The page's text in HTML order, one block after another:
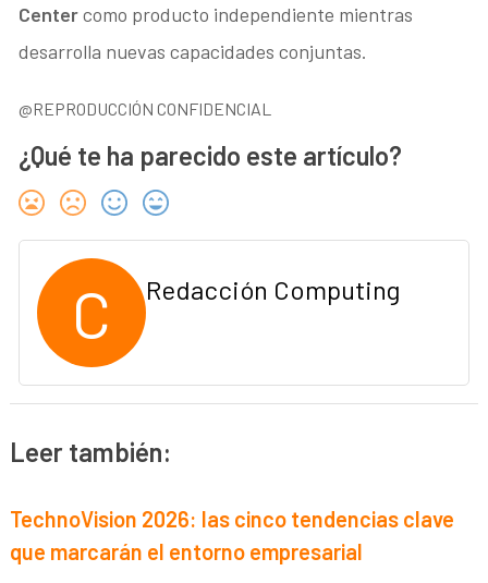
Centercomo producto independiente mientras
desarrolla nuevas capacidades conjuntas.
@REPRODUCCIÓN CONFIDENCIAL
¿Qué te ha parecido este artículo?
C Redacción Computing
Leer también:
TechnoVision 2026: las cinco tendencias clave
que marcarán el entorno empresarial